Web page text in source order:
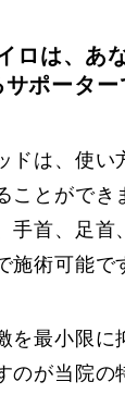
ロは、あ
サポーター
ドは、使い
ことができ
手首、足首
施術可能で
を最小限に
のが当院の